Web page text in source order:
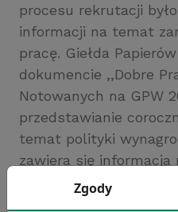
procesu rekrutacji
informacji na temat
pracę. Giełda
dokumencie ,,Dobre
Notowanych na GPW
przedstawianie
temat polityki
zawiera się
spółce systemu
Zgody